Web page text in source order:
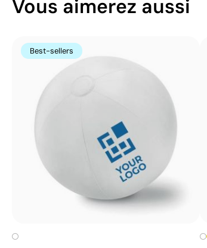
Vous aimerez aussi
Best-sellers